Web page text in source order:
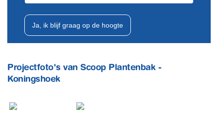
Ja, ik blijf graag op de hoogte
Projectfoto's van Scoop Plantenbak -
Koningshoek